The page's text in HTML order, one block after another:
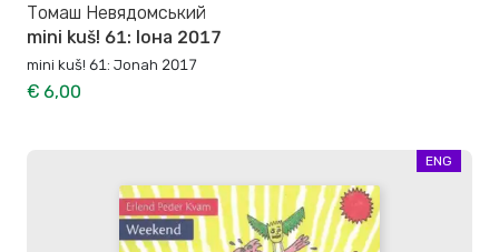
Томаш Невядомський
mini kuš! 61: Іона 2017
mini kuš! 61: Jonah 2017
€ 6,00
ENG